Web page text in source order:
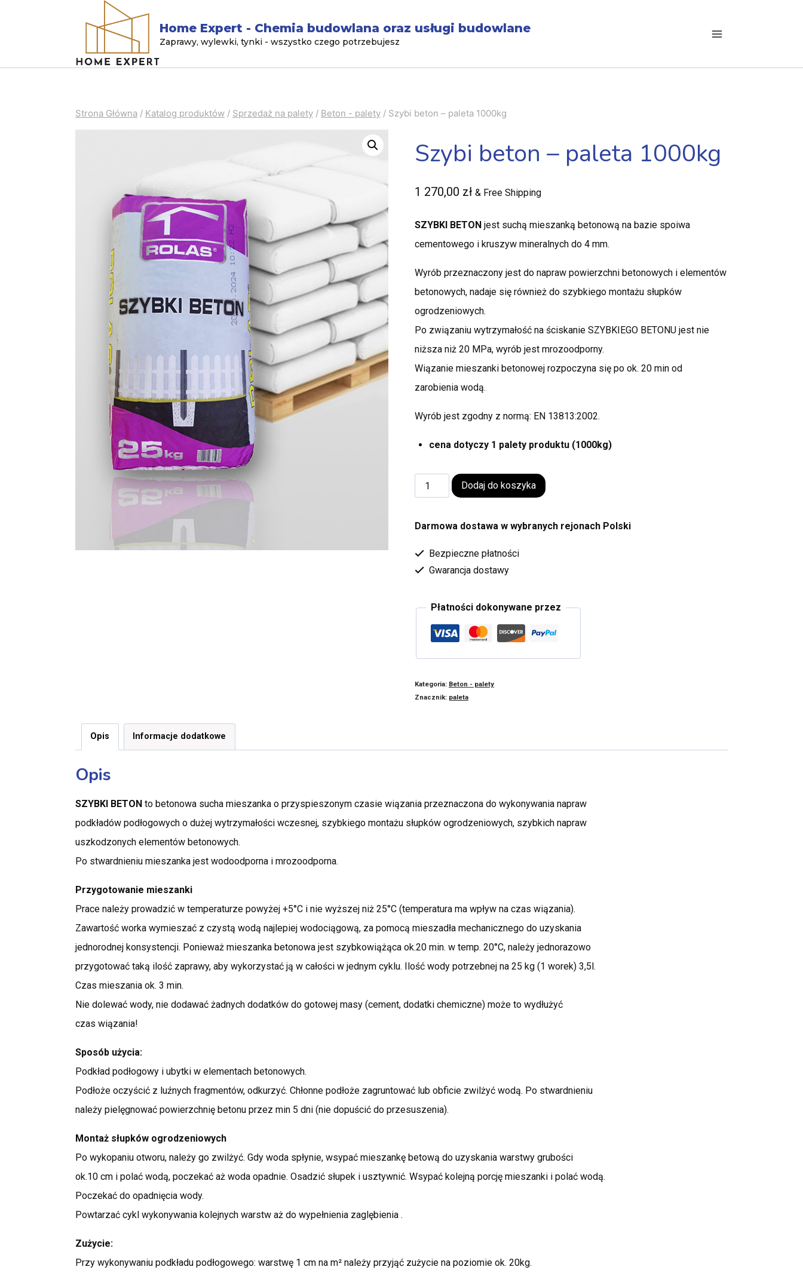
Home Expert - Chemia budowlana oraz usługi budowlane
Zaprawy, wylewki, tynki - wszystko czego potrzebujesz
Strona Główna / Katalog produktów / Sprzedaż na palety / Beton - palety / Szybi beton – paleta 1000kg
Szybi beton – paleta 1000kg
1 270,00 zł & Free Shipping
SZYBKI BETON jest suchą mieszanką betonową na bazie spoiwa
cementowego i kruszyw mineralnych do 4 mm.
Wyrób przeznaczony jest do napraw powierzchni betonowych i elementów
betonowych, nadaje się również do szybkiego montażu słupków
ogrodzeniowych.
Po związaniu wytrzymałość na ściskanie SZYBKIEGO BETONU jest nie
niższa niż 20 MPa, wyrób jest mrozoodporny.
Wiązanie mieszanki betonowej rozpoczyna się po ok. 20 min od
zarobienia wodą.
Wyrób jest zgodny z normą: EN 13813:2002.
cena dotyczy 1 palety produktu (1000kg)
Dodaj do koszyka
Darmowa dostawa w wybranych rejonach Polski
Bezpieczne płatności
Gwarancja dostawy
Płatności dokonywane przez
Kategoria: Beton - palety
Znacznik: paleta
Opis Informacje dodatkowe
Opis
SZYBKI BETON to betonowa sucha mieszanka o przyspieszonym czasie wiązania przeznaczona do wykonywania napraw
podkładów podłogowych o dużej wytrzymałości wczesnej, szybkiego montażu słupków ogrodzeniowych, szybkich napraw
uszkodzonych elementów betonowych.
Po stwardnieniu mieszanka jest wodoodporna i mrozoodporna.
Przygotowanie mieszanki
Prace należy prowadzić w temperaturze powyżej +5°C i nie wyższej niż 25°C (temperatura ma wpływ na czas wiązania).
Zawartość worka wymieszać z czystą wodą najlepiej wodociągową, za pomocą mieszadła mechanicznego do uzyskania
jednorodnej konsystencji. Ponieważ mieszanka betonowa jest szybkowiążąca ok.20 min. w temp. 20°C, należy jednorazowo
przygotować taką ilość zaprawy, aby wykorzystać ją w całości w jednym cyklu. Ilość wody potrzebnej na 25 kg (1 worek) 3,5l.
Czas mieszania ok. 3 min.
Nie dolewać wody, nie dodawać żadnych dodatków do gotowej masy (cement, dodatki chemiczne) może to wydłużyć
czas wiązania!
Sposób użycia:
Podkład podłogowy i ubytki w elementach betonowych.
Podłoże oczyścić z luźnych fragmentów, odkurzyć. Chłonne podłoże zagruntować lub obficie zwilżyć wodą. Po stwardnieniu
należy pielęgnować powierzchnię betonu przez min 5 dni (nie dopuścić do przesuszenia).
Montaż słupków ogrodzeniowych
Po wykopaniu otworu, należy go zwilżyć. Gdy woda spłynie, wsypać mieszankę betową do uzyskania warstwy grubości
ok.10 cm i polać wodą, poczekać aż woda opadnie. Osadzić słupek i usztywnić. Wsypać kolejną porcję mieszanki i polać wodą.
Poczekać do opadnięcia wody.
Powtarzać cykl wykonywania kolejnych warstw aż do wypełnienia zaglębienia .
Zużycie:
Przy wykonywaniu podkładu podłogowego: warstwę 1 cm na m² należy przyjąć zużycie na poziomie ok. 20kg.